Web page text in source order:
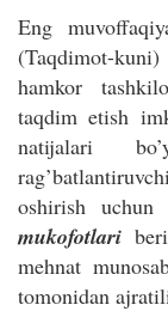
Eng
(Taqdimot-
hamkor
taqdim etish
natijalari
oshirish uchun
mukofotlari
mehnat
tomonidan